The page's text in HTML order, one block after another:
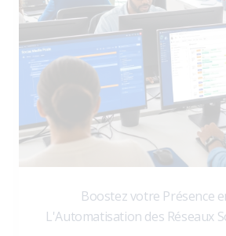
Boostez votre Présence
L'Automatisation des Réseaux